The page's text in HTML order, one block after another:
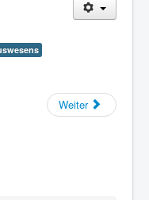
Weiter